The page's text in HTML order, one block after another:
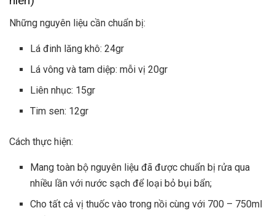
Những nguyên liệu cần chuẩn bị:
Lá đinh lăng khô: 24gr
Lá vông và tam diệp: mỗi vị 20gr
Liên nhục: 15gr
Tim sen: 12gr
Cách thực hiện:
Mang toàn bộ nguyên liệu đã được chuẩn bị rửa qua
nhiều lần với nước sạch để loại bỏ bụi bẩn;
Cho tất cả vị thuốc vào trong nồi cùng với 700 – 750ml